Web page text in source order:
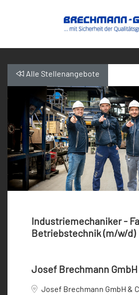
Alle Stellenangebote
Industriemechaniker -
Betriebstechnik (m/w/d)
Josef Brechmann GmbH
Josef Brechmann GmbH &